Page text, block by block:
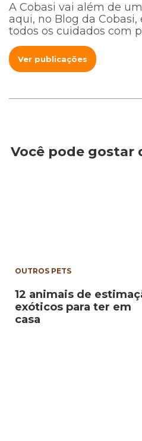
A Cobasi vai além de
aqui, no Blog da Cobasi,
todos os cuidados com
Ver publicações
Você pode gostar
OUTROS PETS
12 animais de
exóticos para ter em
casa